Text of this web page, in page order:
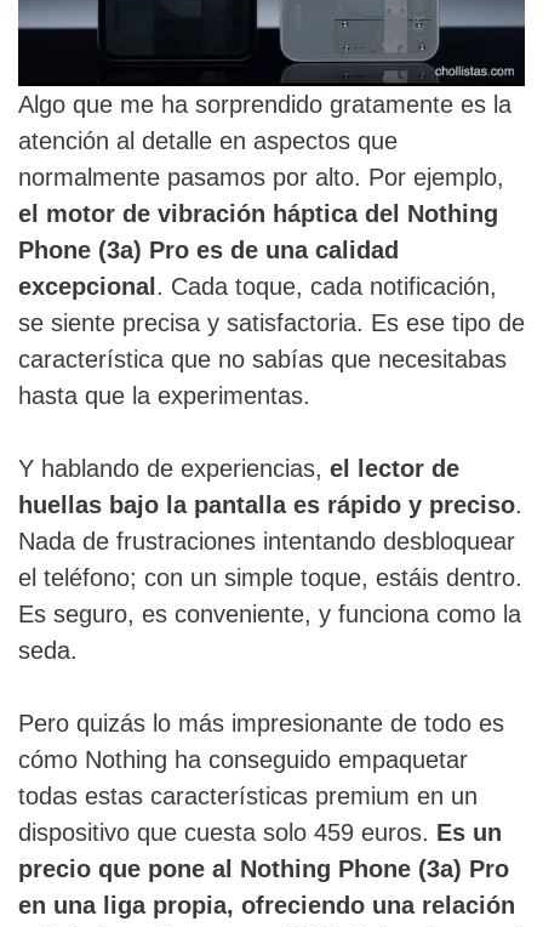
Algo que me ha sorprendido gratamente es la
atención al detalle en aspectos que
normalmente pasamos por alto. Por ejemplo,
el motor de vibración háptica del Nothing
Phone (3a) Pro es de una calidad
excepcional . Cada toque, cada notificación,
se siente precisa y satisfactoria. Es ese tipo de
característica que no sabías que necesitabas
hasta que la experimentas.
Y hablando de experiencias, el lector de
huellas bajo la pantalla es rápido y preciso.
Nada de frustraciones intentando desbloquear
el teléfono; con un simple toque, estáis dentro.
Es seguro, es conveniente, y funciona como la
seda.
Pero quizás lo más impresionante de todo es
cómo Nothing ha conseguido empaquetar
todas estas características premium en un
dispositivo que cuesta solo 459 euros. Es un
precio que pone al Nothing Phone (3a) Pro
en una liga propia, ofreciendo una relación